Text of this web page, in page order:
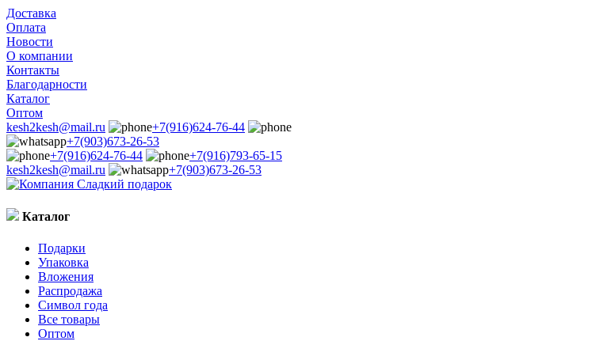
Доставка
Оплата
Новости
О компании
Контакты
Благодарности
Каталог
Оптом
kesh2kesh@mail.ru
+7(916)624-76-44
+7(903)673-26-53
+7(916)624-76-44
+7(916)793-65-15
kesh2kesh@mail.ru
+7(903)673-26-53
Каталог
Подарки
Упаковка
Вложения
Распродажа
Символ года
Все товары
Оптом